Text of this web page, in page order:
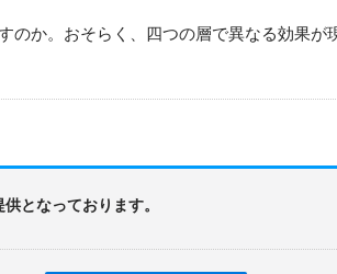
か。おそらく、四つの層で異なる効果が
となっております。